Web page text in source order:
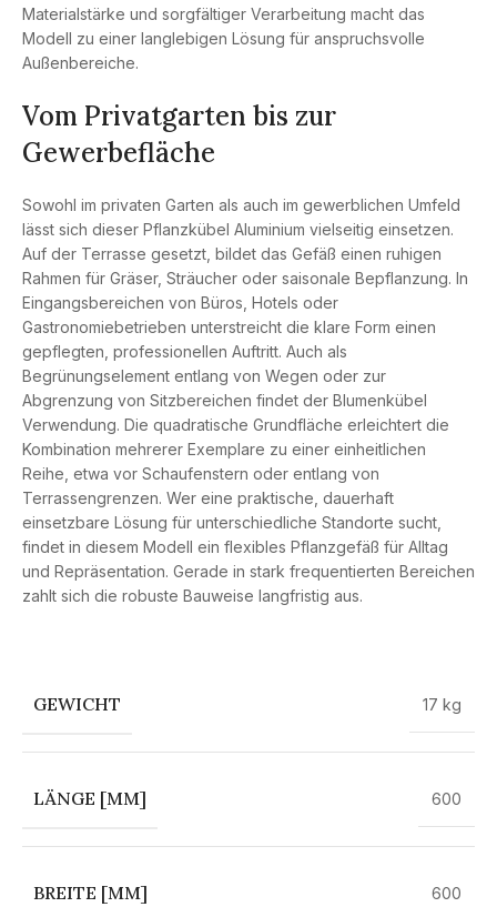
Materialstärke und sorgfältiger Verarbeitung macht das
Modell zu einer langlebigen Lösung für anspruchsvolle
Außenbereiche.
Vom Privatgarten bis zur
Gewerbefläche
Sowohl im privaten Garten als auch im gewerblichen Umfeld
lässt sich dieser Pflanzkübel Aluminium vielseitig einsetzen.
Auf der Terrasse gesetzt, bildet das Gefäß einen ruhigen
Rahmen für Gräser, Sträucher oder saisonale Bepflanzung. In
Eingangsbereichen von Büros, Hotels oder
Gastronomiebetrieben unterstreicht die klare Form einen
gepflegten, professionellen Auftritt. Auch als
Begrünungselement entlang von Wegen oder zur
Abgrenzung von Sitzbereichen findet der Blumenkübel
Verwendung. Die quadratische Grundfläche erleichtert die
Kombination mehrerer Exemplare zu einer einheitlichen
Reihe, etwa vor Schaufenstern oder entlang von
Terrassengrenzen. Wer eine praktische, dauerhaft
einsetzbare Lösung für unterschiedliche Standorte sucht,
findet in diesem Modell ein flexibles Pflanzgefäß für Alltag
und Repräsentation. Gerade in stark frequentierten Bereichen
zahlt sich die robuste Bauweise langfristig aus.
GEWICHT 17 kg
LÄNGE [MM] 600
BREITE [MM] 600